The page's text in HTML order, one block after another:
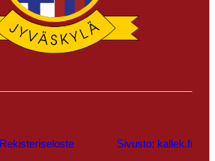
Rekisteriseloste Sivusto: kallek.fi